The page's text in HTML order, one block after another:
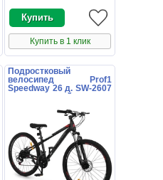
Купить в 1 клик
Подростковый
велосипед Prof1
Speedway 26 д. SW-2607
черно-красный